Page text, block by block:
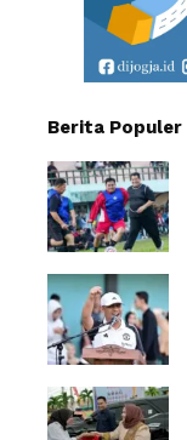
Berita Populer